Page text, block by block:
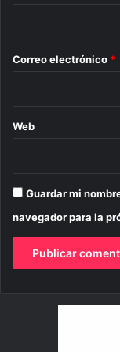
*
Correo electrónico *
Web
Guardar mi
navegador para la